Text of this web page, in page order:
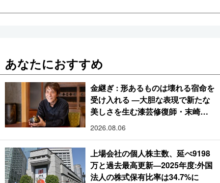
あなたにおすすめ
金継ぎ : 形あるものは壊れる宿命を
受け入れる ―大胆な表現で新たな
美しさを生む漆芸修復師・末崎広
樹
2026.08.06
上場会社の個人株主数、延べ9198
万と過去最高更新―2025年度:外国
法人の株式保有比率は34.7%に